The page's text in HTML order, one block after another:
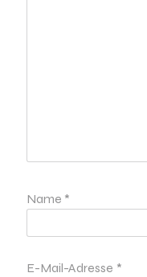
Name *
E-Mail-Adresse *